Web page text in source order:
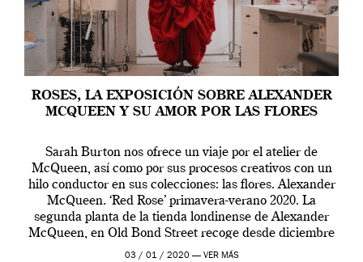
ROSES, LA EXPOSICIÓN SOBRE ALEXANDER
MCQUEEN Y SU AMOR POR LAS FLORES
Sarah Burton nos ofrece un viaje por el atelier de
McQueen, así como por sus procesos creativos con un
hilo conductor en sus colecciones: las flores. Alexander
McQueen. ‘Red Rose’ primavera-verano 2020. La
segunda planta de la tienda londinense de Alexander
McQueen, en Old Bond Street recoge desde diciembre
de 2019 hasta final de abril […]
03 / 01 / 2020 — VER MÁS